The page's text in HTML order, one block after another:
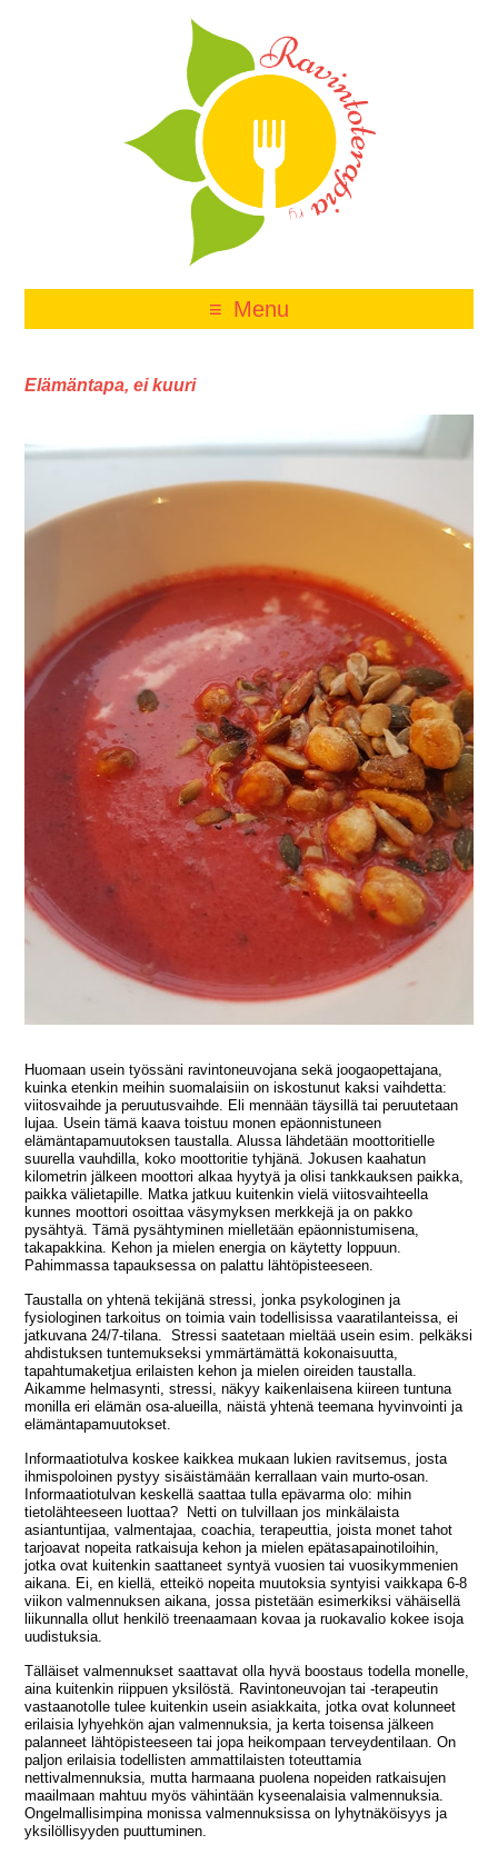
Menu
Elämäntapa, ei kuuri
Huomaan usein työssäni ravintoneuvojana sekä joogaopettajana,
kuinka etenkin meihin suomalaisiin on iskostunut kaksi vaihdetta:
viitosvaihde ja peruutusvaihde. Eli mennään täysillä tai peruutetaan
lujaa. Usein tämä kaava toistuu monen epäonnistuneen
elämäntapamuutoksen taustalla. Alussa lähdetään moottoritielle
suurella vauhdilla, koko moottoritie tyhjänä. Jokusen kaahatun
kilometrin jälkeen moottori alkaa hyytyä ja olisi tankkauksen paikka,
paikka välietapille. Matka jatkuu kuitenkin vielä viitosvaihteella
kunnes moottori osoittaa väsymyksen merkkejä ja on pakko
pysähtyä. Tämä pysähtyminen mielletään epäonnistumisena,
takapakkina. Kehon ja mielen energia on käytetty loppuun.
Pahimmassa tapauksessa on palattu lähtöpisteeseen.
Taustalla on yhtenä tekijänä stressi, jonka psykologinen ja
fysiologinen tarkoitus on toimia vain todellisissa vaaratilanteissa, ei
jatkuvana 24/7-tilana. Stressi saatetaan mieltää usein esim. pelkäksi
ahdistuksen tuntemukseksi ymmärtämättä kokonaisuutta,
tapahtumaketjua erilaisten kehon ja mielen oireiden taustalla.
Aikamme helmasynti, stressi, näkyy kaikenlaisena kiireen tuntuna
monilla eri elämän osa-alueilla, näistä yhtenä teemana hyvinvointi ja
elämäntapamuutokset.
Informaatiotulva koskee kaikkea mukaan lukien ravitsemus, josta
ihmispoloinen pystyy sisäistämään kerrallaan vain murto-osan.
Informaatiotulvan keskellä saattaa tulla epävarma olo: mihin
tietolähteeseen luottaa? Netti on tulvillaan jos minkälaista
asiantuntijaa, valmentajaa, coachia, terapeuttia, joista monet tahot
tarjoavat nopeita ratkaisuja kehon ja mielen epätasapainotiloihin,
jotka ovat kuitenkin saattaneet syntyä vuosien tai vuosikymmenien
aikana. Ei, en kiellä, etteikö nopeita muutoksia syntyisi vaikkapa 6-8
viikon valmennuksen aikana, jossa pistetään esimerkiksi vähäisellä
liikunnalla ollut henkilö treenaamaan kovaa ja ruokavalio kokee isoja
uudistuksia.
Tälläiset valmennukset saattavat olla hyvä boostaus todella monelle,
aina kuitenkin riippuen yksilöstä. Ravintoneuvojan tai -terapeutin
vastaanotolle tulee kuitenkin usein asiakkaita, jotka ovat kolunneet
erilaisia lyhyehkön ajan valmennuksia, ja kerta toisensa jälkeen
palanneet lähtöpisteeseen tai jopa heikompaan terveydentilaan. On
paljon erilaisia todellisten ammattilaisten toteuttamia
nettivalmennuksia, mutta harmaana puolena nopeiden ratkaisujen
maailmaan mahtuu myös vähintään kyseenalaisia valmennuksia.
Ongelmallisimpina monissa valmennuksissa on lyhytnäköisyys ja
yksilöllisyyden puuttuminen.